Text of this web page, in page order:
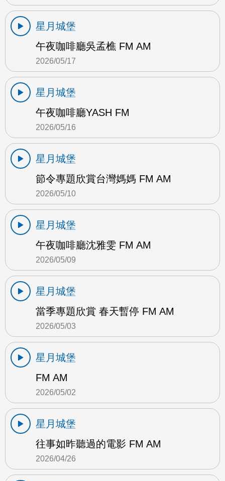
星月城堡
午夜咖啡廳吳孟樵 FM AM
2026/05/17
星月城堡
午夜咖啡廳YASH FM
2026/05/16
星月城堡
節令專題欣賞台灣媽媽 FM AM
2026/05/10
星月城堡
午夜咖啡廳沈雅雯 FM AM
2026/05/09
星月城堡
當季專題欣賞 春天暫停 FM AM
2026/05/03
星月城堡
FM AM
2026/05/02
星月城堡
往事如昨聽過的電影 FM AM
2026/04/26